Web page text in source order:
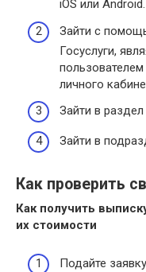
iOS или
Зайти с
Госуслуги,
личного
Зайти в
Зайти в
Как проверить
Как получить
их стоимости
Подайте